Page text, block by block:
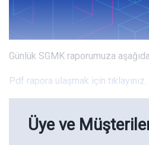
Günlük SGMK raporumuza
Pdf rapora ulaşmak için tıklayınız.
Üye ve